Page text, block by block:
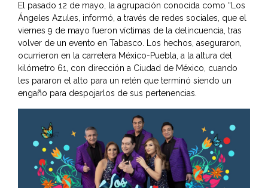
El pasado 12 de mayo, la agrupación conocida como “Los
Ángeles Azules, informó, a través de redes sociales, que el
viernes 9 de mayo fueron víctimas de la delincuencia, tras
volver de un evento en Tabasco. Los hechos, aseguraron,
ocurrieron en la carretera México-Puebla, a la altura del
kilómetro 61, con dirección a Ciudad de México, cuando
les pararon el alto para un retén que terminó siendo un
engaño para despojarlos de sus pertenencias.